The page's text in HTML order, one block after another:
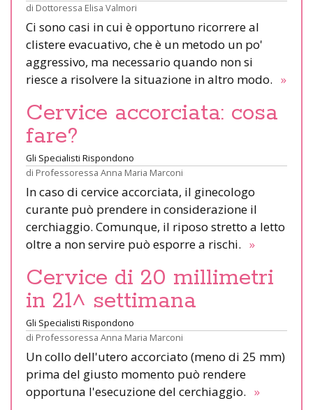
di Dottoressa Elisa Valmori
Ci sono casi in cui è opportuno ricorrere al
clistere evacuativo, che è un metodo un po'
aggressivo, ma necessario quando non si
riesce a risolvere la situazione in altro modo. »
Cervice accorciata: cosa
fare?
Gli Specialisti Rispondono
di Professoressa Anna Maria Marconi
In caso di cervice accorciata, il ginecologo
curante può prendere in considerazione il
cerchiaggio. Comunque, il riposo stretto a letto
oltre a non servire può esporre a rischi. »
Cervice di 20 millimetri
in 21^ settimana
Gli Specialisti Rispondono
di Professoressa Anna Maria Marconi
Un collo dell'utero accorciato (meno di 25 mm)
prima del giusto momento può rendere
opportuna l'esecuzione del cerchiaggio. »